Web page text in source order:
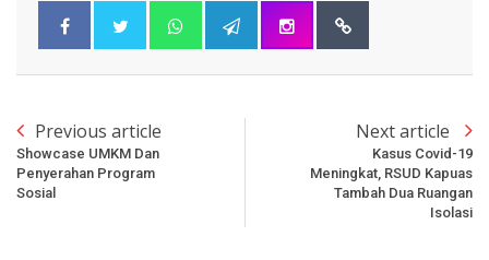
Previous article
Showcase UMKM Dan
Penyerahan Program
Sosial
Next article
Kasus Covid-19
Meningkat, RSUD Kapuas
Tambah Dua Ruangan
Isolasi